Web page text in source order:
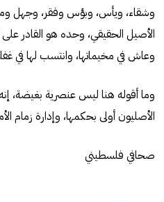
وشقاء، ويأس، وبؤس وفقر، وجهل
الأصيل الحقيقي، وحده هو القادر على
وعاش في مخيماتها، وانتسب لها في
وما أقوله هنا ليس عنصرية بغيضة،
الأصليون أولى بحكمها، وإدارة زمام
صحافي فلسطيني